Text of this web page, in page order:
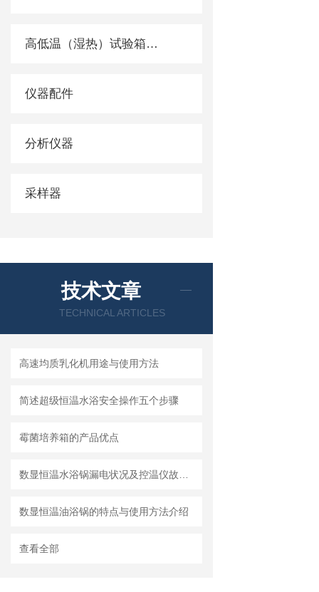
高低温（湿热）试验箱系列
仪器配件
分析仪器
采样器
技术文章
TECHNICAL ARTICLES
高速均质乳化机用途与使用方法
简述超级恒温水浴安全操作五个步骤
霉菌培养箱的产品优点
数显恒温油浴锅的特点与使用方法介绍
查看全部